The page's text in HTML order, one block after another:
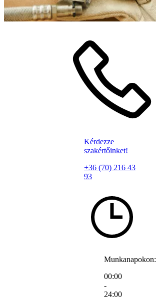
Kérdezze
szakértőinket!
+36 (70) 216 43
93
Munkanapokon:
00:00
-
24:00